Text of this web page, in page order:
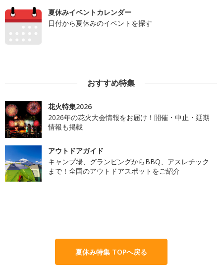
夏休みイベントカレンダー
日付から夏休みのイベントを探す
おすすめ特集
花火特集2026
2026年の花火大会情報をお届け！開催・中止・延期
情報も掲載
アウトドアガイド
キャンプ場、グランピングからBBQ、アスレチック
まで！全国のアウトドアスポットをご紹介
夏休み特集 TOPへ戻る